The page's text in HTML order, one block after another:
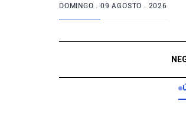
DOMINGO . 09 AGOSTO . 2026